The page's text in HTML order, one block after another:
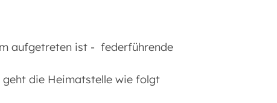
aufgetreten ist - federführende
geht die Heimatstelle wie folgt